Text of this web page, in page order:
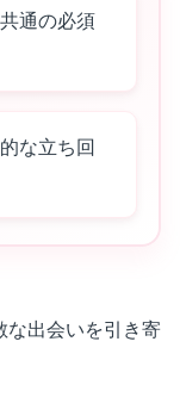
通の必須
な立ち回
な出会いを引き寄